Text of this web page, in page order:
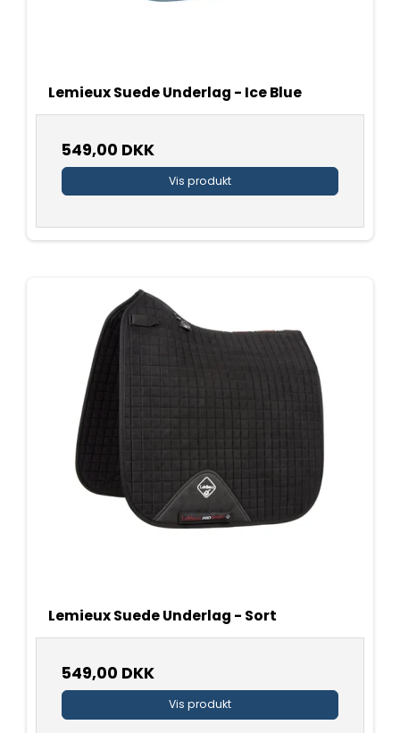
Lemieux Suede Underlag - Ice Blue
549,00 DKK
Vis produkt
Lemieux Suede Underlag - Sort
549,00 DKK
Vis produkt